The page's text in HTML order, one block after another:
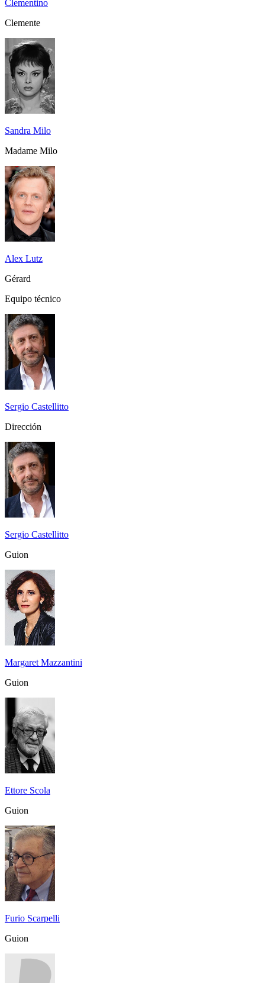
Clementino
Clemente
Sandra Milo
Madame Milo
Alex Lutz
Gérard
Equipo técnico
Sergio Castellitto
Dirección
Sergio Castellitto
Guion
Margaret Mazzantini
Guion
Ettore Scola
Guion
Furio Scarpelli
Guion